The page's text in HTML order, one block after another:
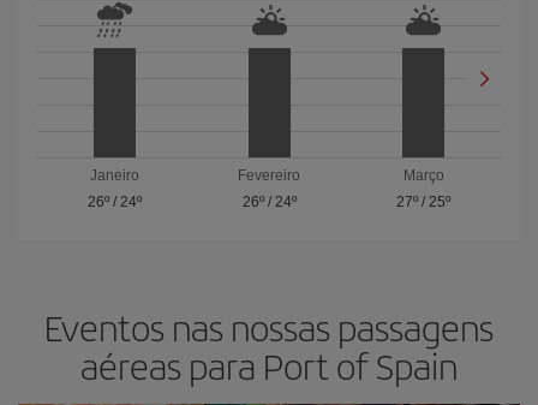
Janeiro
26º/ 24º
Fevereiro
26º/ 24º
Março
27º / 25º
Eventos nas nossas passagens
aéreas para Port of Spain